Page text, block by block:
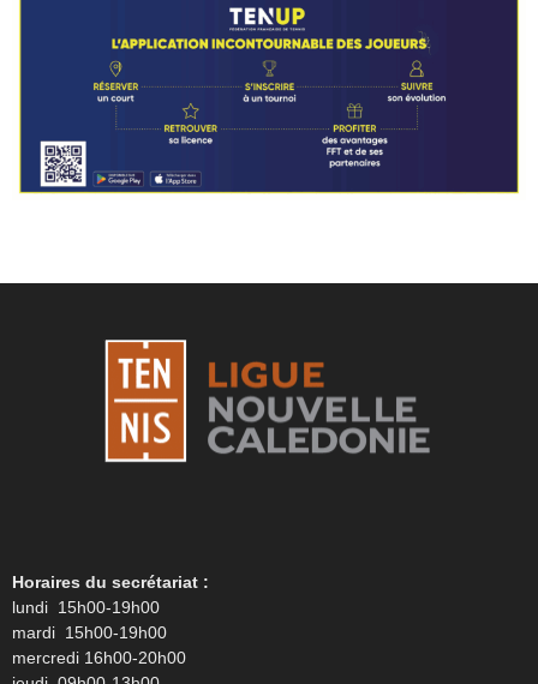
Horaires du secrétariat :
lundi 15h00-19h00
mardi 15h00-19h00
mercredi 16h00-20h00